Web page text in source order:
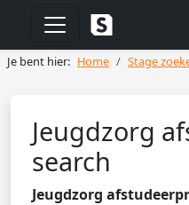
Je bent hier: Home Stage
Jeugdzorg
search
Jeugdzorg